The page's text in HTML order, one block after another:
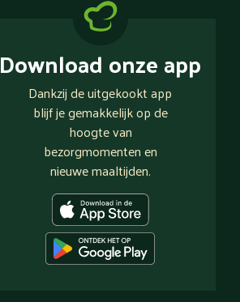
Download onze app
Dankzij de uitgekookt app
blijf je gemakkelijk op de
hoogte van
bezorgmomenten en
nieuwe maaltijden.